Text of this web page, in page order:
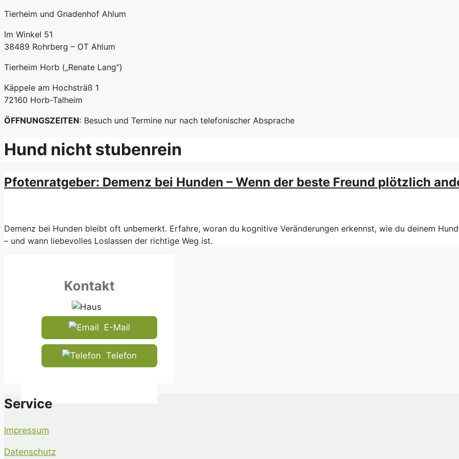
Tierheim und Gnadenhof Ahlum
Im Winkel 51
38489 Rohrberg – OT Ahlum
Tierheim Horb („Renate Lang“)
Käppele am Hochsträß 1
72160 Horb-Talheim
ÖFFNUNGSZEITEN: Besuch und Termine nur nach telefonischer Absprache
Hund nicht stubenrein
Pfotenratgeber: Demenz bei Hunden – Wenn der beste Freund plötzlich
Demenz bei Hunden bleibt oft unbemerkt. Erfahre, woran du kognitive Veränderungen erkennst, wie du deinem
– und wann liebevolles Loslassen der richtige Weg ist.
Kontakt
E-Mail
Telefon
Service
Impressum
Datenschutz